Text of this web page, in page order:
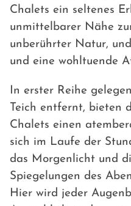
Chalets ein seltenes
unmittelbarer Nähe
unberührter Natur,
und eine wohltuende
In erster Reihe
Teich entfernt, bieten
Chalets einen
sich im Laufe der
das Morgenlicht und
Spiegelungen des
Hier wird jeder